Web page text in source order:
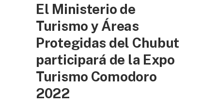
El Ministerio de
Turismo y Áreas
Protegidas del Chubut
participará de la Expo
Turismo Comodoro
2022